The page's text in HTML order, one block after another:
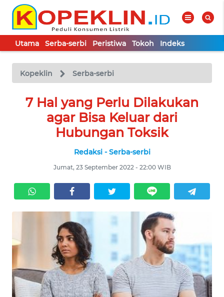
Utama Serba-serbi Peristiwa Tokoh Indeks
Kopeklin Serba-serbi
7 Hal yang Perlu Dilakukan
agar Bisa Keluar dari
Hubungan Toksik
Redaksi - Serba-serbi
Jumat, 23 September 2022 - 22:00 WIB
TV
Tutup
UTAMA
TOKOH
INDEKS
BERITA
KONTAK
KAMI